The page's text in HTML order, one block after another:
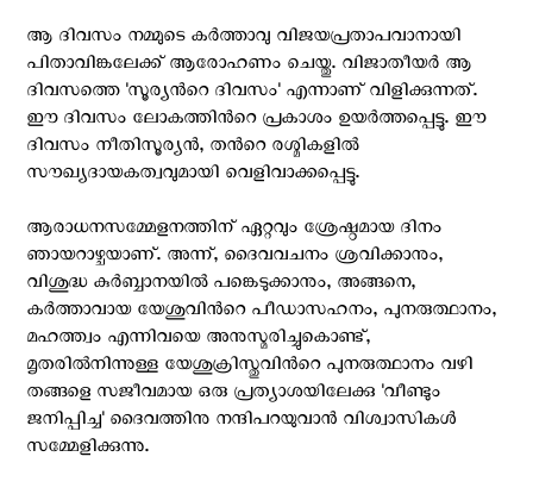
ആ ദിവസം നമ്മുടെ കര്‍ത്താവു വിജയപ്രതാപവാനായി
പിതാവിങ്കലേക്ക് ആരോഹണം ചെയ്തു. വിജാതീയര്‍ ആ
ദിവസത്തെ 'സൂര്യന്‍റെ ദിവസം' എന്നാണ് വിളിക്കുന്നത്.
ഈ ദിവസം ലോകത്തിന്‍റെ പ്രകാശം ഉയര്‍ത്തപ്പെട്ടു. ഈ
ദിവസം നീതിസൂര്യന്‍, തന്‍റെ രശ്മികളില്‍
സൗഖ്യദായകത്വവുമായി വെളിവാക്കപ്പെട്ടു.
ആരാധനസമ്മേളനത്തിന് ഏറ്റവും ശ്രേഷ്ഠമായ ദിനം
ഞായറാഴ്ചയാണ്. അന്ന്, ദൈവവചനം ശ്രവിക്കാനും,
വിശുദ്ധ കുര്‍ബ്ബാനയില്‍ പങ്കെടുക്കാനും, അങ്ങനെ,
കര്‍ത്താവായ യേശുവിന്‍റെ പീഡാസഹനം, പുനരുത്ഥാനം,
മഹത്ത്വം എന്നിവയെ അനുസ്മരിച്ചുകൊണ്ട്,
മൃതരില്‍നിന്നുള്ള യേശുക്രിസ്തുവിന്‍റെ പുനരുത്ഥാനം വഴി
തങ്ങളെ സജീവമായ ഒരു പ്രത്യാശയിലേക്കു 'വീണ്ടും
ജനിപ്പിച്ച' ദൈവത്തിനു നന്ദിപറയുവാൻ വിശ്വാസികള്‍
സമ്മേളിക്കുന്നു.